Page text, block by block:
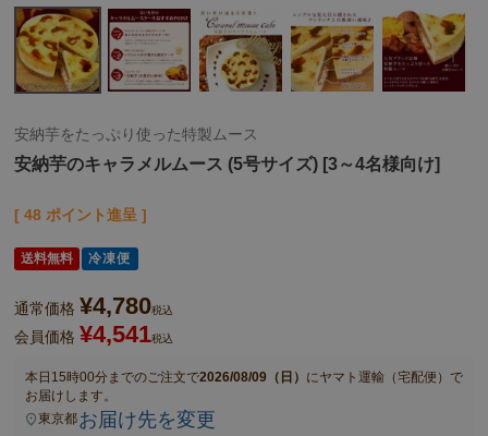
安納芋をたっぷり使った特製ムース
安納芋のキャラメルムース (5号サイズ) [3～4名様向け]
[ 48 ポイント進呈 ]
送料無料 冷凍便
通常価格 ¥4,780税込
会員価格 ¥4,541税込
本日 15時00分までのご注文で2026/08/09（日） にヤマト運輸（宅配便） で
お届けします。
東京都 お届け先を変更